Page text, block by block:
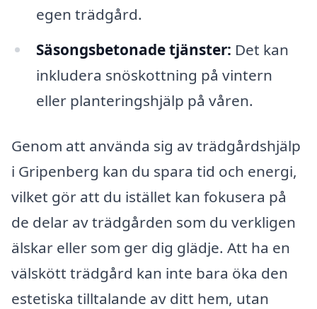
egen trädgård.
Säsongsbetonade tjänster: Det kan
inkludera snöskottning på vintern
eller planteringshjälp på våren.
Genom att använda sig av trädgårdshjälp
i Gripenberg kan du spara tid och energi,
vilket gör att du istället kan fokusera på
de delar av trädgården som du verkligen
älskar eller som ger dig glädje. Att ha en
välskött trädgård kan inte bara öka den
estetiska tilltalande av ditt hem, utan